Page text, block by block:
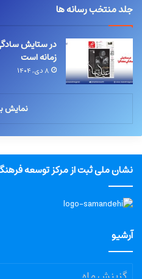
جلد منتخب رسانه ها
در ستایش
زمانه است
۸ دی, ۱۴۰۴
نمایش
نشان ملی ثبت از مرکز توسعه
آرشیو
آرشیو